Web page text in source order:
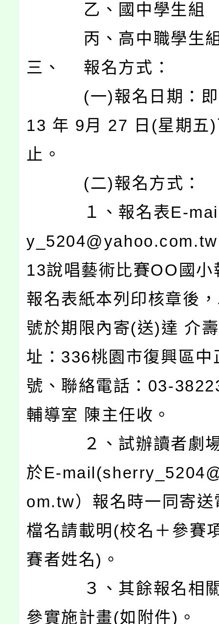
乙、國中學生組
丙、高中職學生
三、 報名方式：
(一)報名日期：即
13 年 9月 27 日(星期五
止。
(二)報名方式：
１、報名表E-mail
13說唱藝術比賽ΟΟ國小
報名表紙本列印核章後
號於期限內寄(送)達 介
址：336桃園市復興區中
號、聯絡電話：03-
輔導室 陳主任收。
２、試辦讀者劇場
於E-
om.tw）報名時一同寄送
檔名請載明(校名＋參賽
賽者姓名)。
３、其餘報名相關
參實施計畫(如附件)。